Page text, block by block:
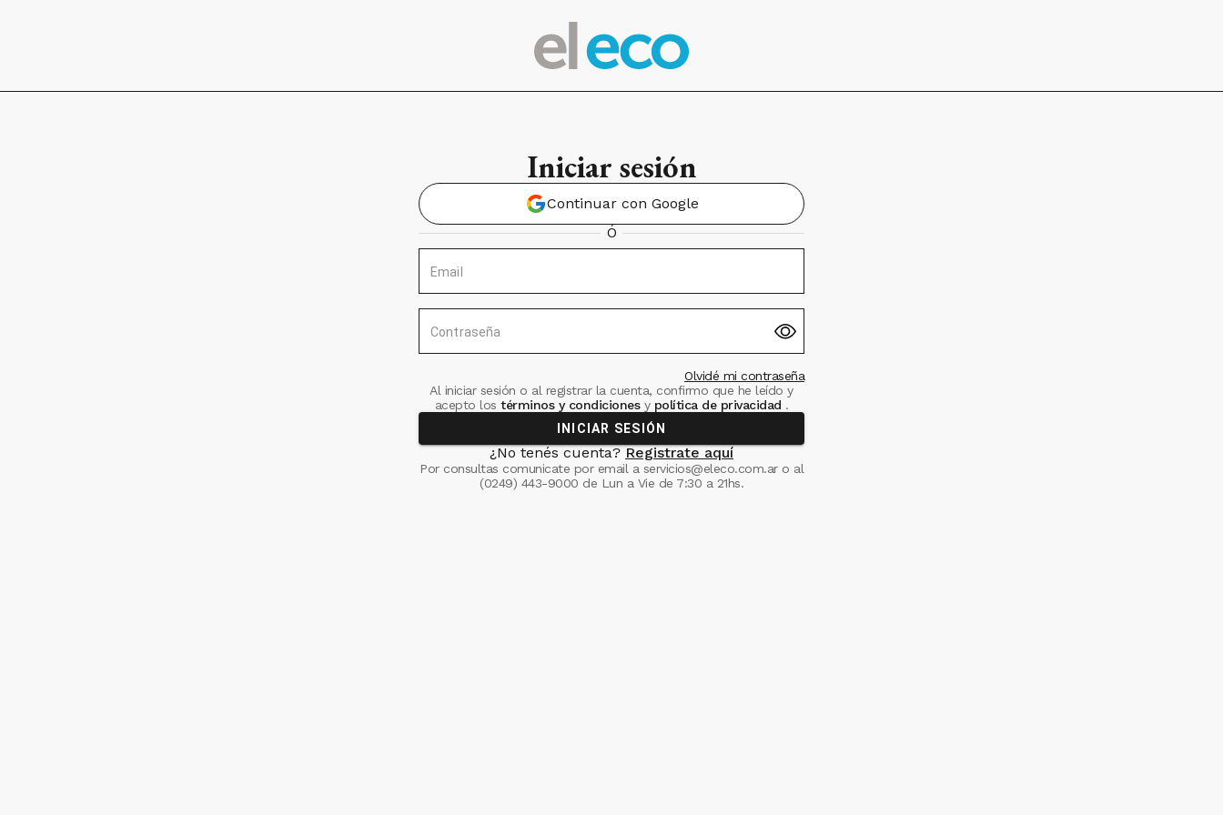
Iniciar sesión
Continuar con Google
Ó
Email
Contraseña
Olvidé mi contraseña
Al iniciar sesión o al registrar la cuenta, confirmo que he leído y
acepto los términos y condiciones ypolítica de privacidad .
INICIAR SESIÓN
¿No tenés cuenta? Registrate aquí
Por consultas comunicate por email a servicios@eleco.com.aro al
(0249) 443-9000 de Lun a Vie de 7:30 a 21hs.